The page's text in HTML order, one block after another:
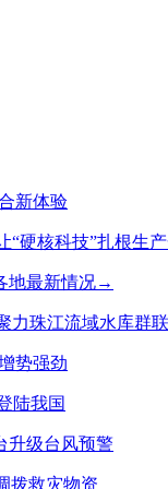
新体验
“硬核科技”扎根生
地最新情况→
力珠江流域水库群
势强劲
陆我国
升级台风预警
拨救灾物资